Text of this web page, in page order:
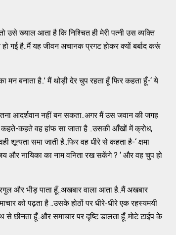
उसे ख्याल आता है कि निश्चित ही मेरी पत्नी उस व्यक्ति
गई है..मैं यह जीवन अचानक प्रगट होकर क्यों बर्बाद करूं
बनाता है..’ मैं थोड़ी देर चुप रहता हूँ फिर कहता हूँ-‘ ये
आदर्शवान नहीं बन सकता..अगर मैं उस जवान की जगह
कहते-कहते वह हांफ सा जाता है ..उसकी आँखों में क्रोध,
शून्यता समा जाती है..फिर वह धीरे से कहता है-‘ क्षमा
और नायिका का नाम वनिता रख सकेंगे ? ‘ और वह चुप हो
और भीड़ पाता हूँ..अखबार वाला आता है..मैं अखबार
को पढ़ता है ..उसके होठों पर धीरे-धीरे एक रहस्यमयी
छीनता हूँ..और समाचार पर दृष्टि डालता हूँ..मोटे टाईप के